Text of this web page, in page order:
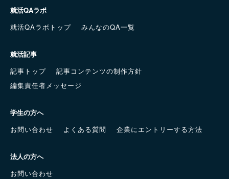
就活QAラボ
就活QAラボトップ
みんなのQA一覧
就活記事
記事トップ
記事コンテンツの制作方針
編集責任者メッセージ
学生の方へ
お問い合わせ
よくある質問 企業にエントリーする方法
法人の方へ
お問い合わせ